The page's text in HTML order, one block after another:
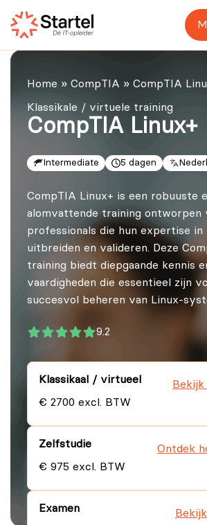
Home » CompTIA » CompTIA
Klassikale / virtuele training
CompTIA Linux+
Intermediate 5 dagen
CompTIA Linux+ is een robuuste
alomvattende training ontworpen
professionals die hun expertise in
uitbreiden en valideren. Deze
training biedt diepgaande kennis
vaardigheden die essentieel zijn
succesvol beheren van Linux-
9.2
Klassikaal / virtueel
€ 2700 excl. BTW
Zelfstudie
€ 975 excl. BTW
Ontdek
Examen